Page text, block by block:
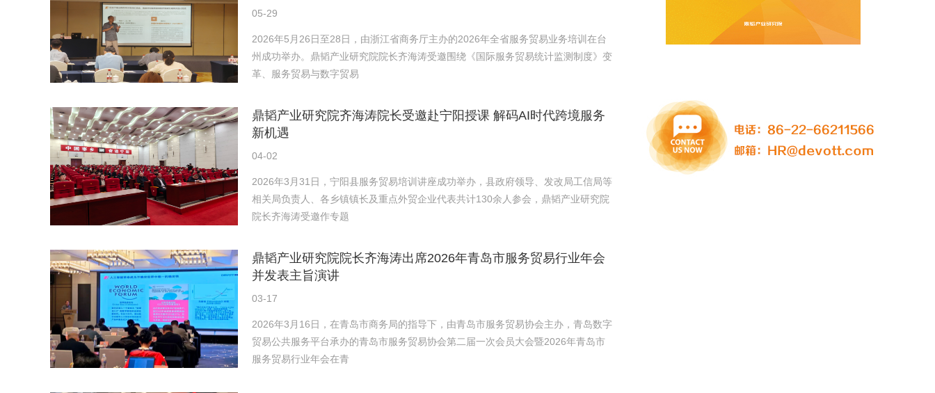
05-29
2026年5月26日至28日，由浙江省商务厅主办的2026年全省服务贸易业务培训在台
州成功举办。鼎韬产业研究院院长齐海涛受邀围绕《国际服务贸易统计监测制度》变
革、服务贸易与数字贸易
鼎韬产业研究院齐海涛院长受邀赴宁阳授课 解码AI时代跨境服务
新机遇
04-02
2026年3月31日，宁阳县服务贸易培训讲座成功举办，县政府领导、发改局工信局等
相关局负责人、各乡镇镇长及重点外贸企业代表共计130余人参会，鼎韬产业研究院
院长齐海涛受邀作专题
鼎韬产业研究院院长齐海涛出席2026年青岛市服务贸易行业年会
并发表主旨演讲
03-17
2026年3月16日，在青岛市商务局的指导下，由青岛市服务贸易协会主办，青岛数字
贸易公共服务平台承办的青岛市服务贸易协会第二届一次会员大会暨2026年青岛市
服务贸易行业年会在青